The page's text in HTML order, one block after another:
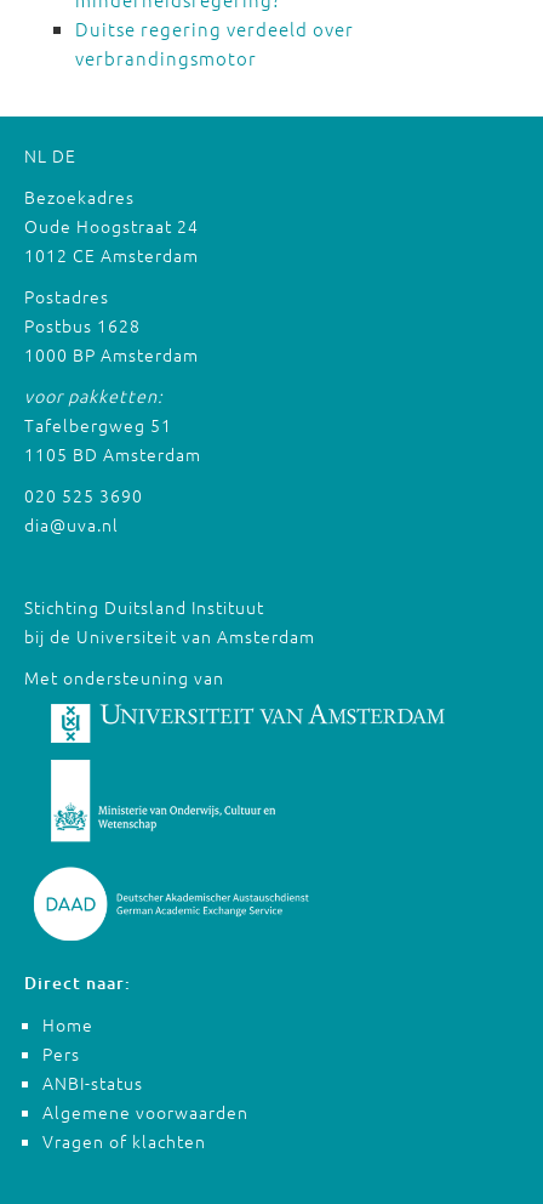
Duitse regering verdeeld over
verbrandingsmotor
NL DE
Bezoekadres
Oude Hoogstraat 24
1012 CE Amsterdam
Postadres
Postbus 1628
1000 BP Amsterdam
voor pakketten:
Tafelbergweg 51
1105 BD Amsterdam
020 525 3690
dia@uva.nl
Stichting Duitsland Instituut
bij de Universiteit van Amsterdam
Met ondersteuning van
Direct naar:
Home
Pers
ANBI-status
Algemene voorwaarden
Vragen of klachten